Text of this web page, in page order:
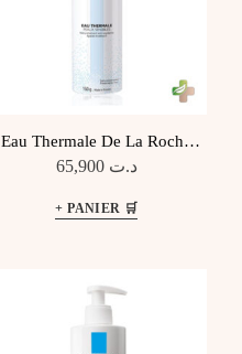
Eau Thermale De La Roche
Posay, 150Ml
د.ت 65,900